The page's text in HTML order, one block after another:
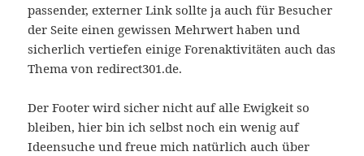
passender, externer Link sollte ja auch für Besucher
der Seite einen gewissen Mehrwert haben und
sicherlich vertiefen einige Forenaktivitäten auch das
Thema von redirect301.de.
Der Footer wird sicher nicht auf alle Ewigkeit so
bleiben, hier bin ich selbst noch ein wenig auf
Ideensuche und freue mich natürlich auch über